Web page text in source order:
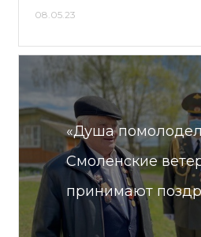
08.05.23
«Душа
Смоленские
принимают